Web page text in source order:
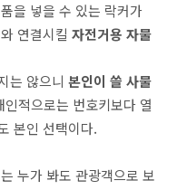
을 넣을 수 있는 락커가
연결시킬 자전거용 자물
는 않으니 본인이 쓸 사물
인적으로는 번호키보다 열
본인 선택이다.
누가 봐도 관광객으로 보